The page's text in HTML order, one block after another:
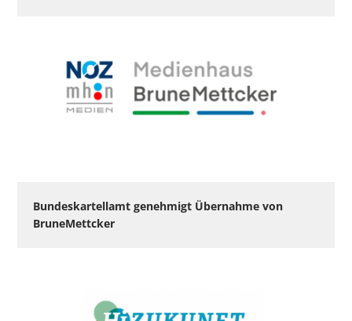
Bundeskartellamt genehmigt Übernahme von
BruneMettcker